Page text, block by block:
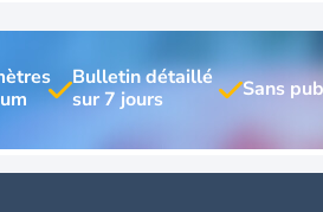
Bulletin détaillé